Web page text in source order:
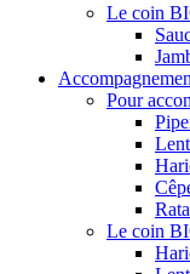
Le coin
Pour
Le coin